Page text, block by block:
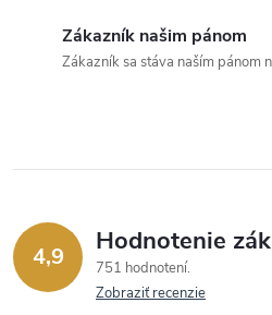
v
k
Zákazník našim pánom
Zákazník sa stáva naším pánom
4,9 Hodnotenie
751 hodnotení
Zobraziť recenzie